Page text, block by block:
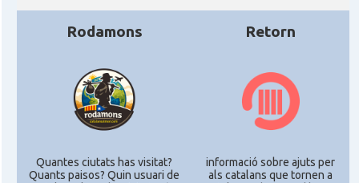
Rodamons
Quantes ciutats has visitat?
Quants paisos? Quin usuari de
Retorn
informació sobre ajuts per
als catalans que tornen a